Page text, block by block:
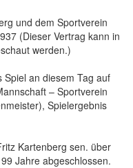
und dem Sportverein
(Dieser Vertrag kann in
werden.)
Spiel an diesem Tag auf
– Sportverein
Spielergebnis
Kartenberg sen. über
Jahre abgeschlossen.